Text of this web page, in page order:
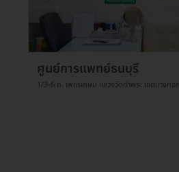
ศูนย์การแพทย์ธนบุรี
1/3-6 ถ. เพชรเกษม แขวงวัดท่าพระ เขตบางก